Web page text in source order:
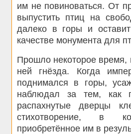
им не повиноваться. От
выпустить птиц на
далеко в горы и
качестве монумента для
Прошло некоторое время,
ней гнёзда. Когда
поднимался в горы,
наблюдал за тем, как
распахнутые дверцы
стихотворение, в
приобретённое им в